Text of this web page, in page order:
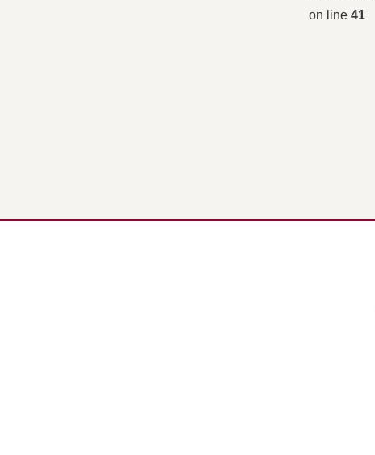
on line 41